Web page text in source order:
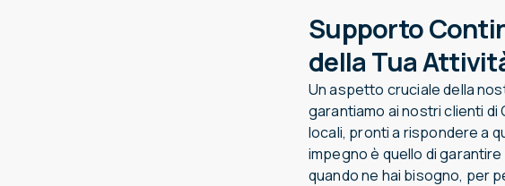
Supporto
della Tua
Un aspetto cruciale della
garantiamo ai nostri clienti di
locali, pronti a rispondere a
impegno è quello di
quando ne hai bisogno, per